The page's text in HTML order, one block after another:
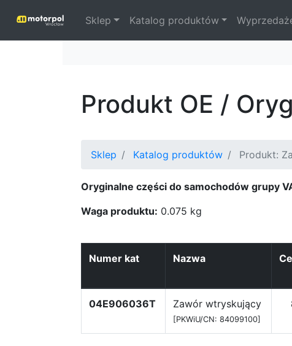
Sklep Katalog produktów
Produkt OE /
Sklep Katalog produktów Produkt:
Oryginalne części do samochodów grupy
Waga produktu: 0.075 kg
Numer kat Nazwa
04E906036T Zawór wtryskujący
[PKWiU/CN: 84099100]